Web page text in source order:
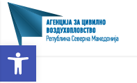
Open toolbar